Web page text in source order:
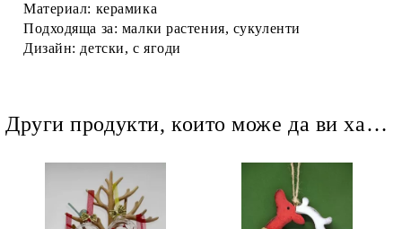
Материал: керамика
Подходяща за: малки растения, сукуленти
Дизайн: детски, с ягоди
Други продукти, които може да ви харесат